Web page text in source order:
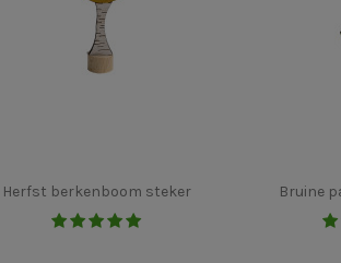
Herfst berkenboom steker Bruine